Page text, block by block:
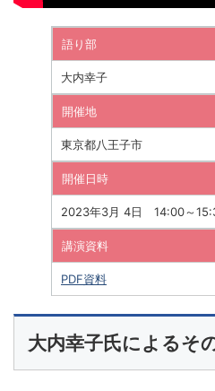
語り部
大内幸子
開催地
東京都八王子市
開催日時
2023年3月 4日 14:00～
講演資料
PDF資料
大内幸子氏によるそ